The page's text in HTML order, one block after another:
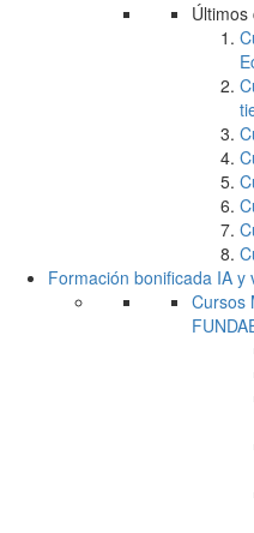
Formación bonificada IA y
Cursos